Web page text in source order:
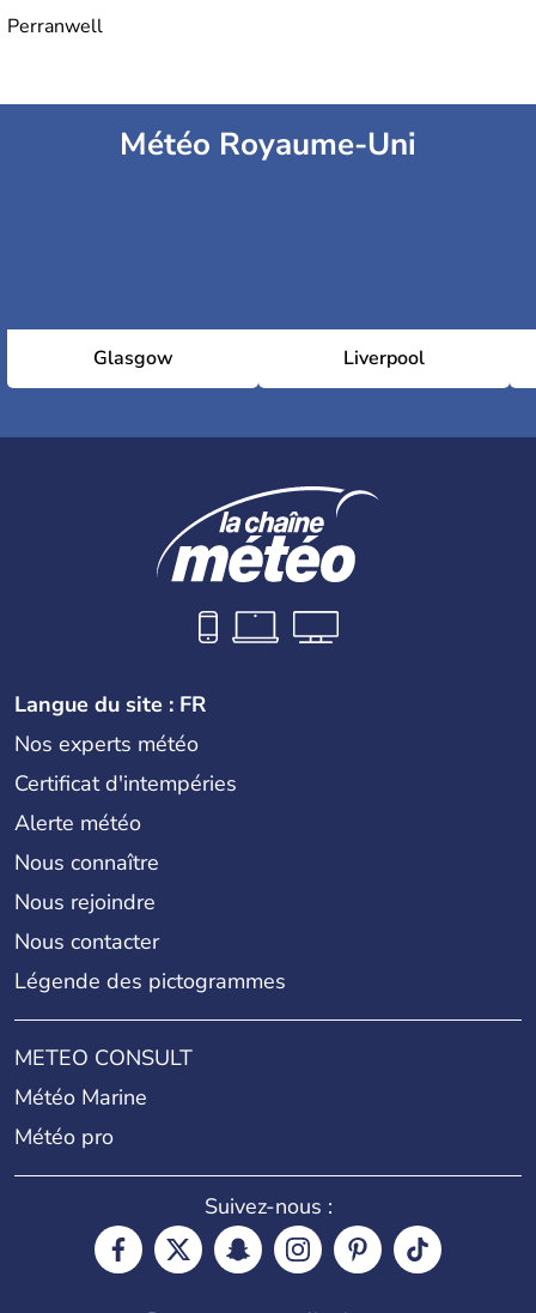
Perranwell
Météo Royaume-Uni
Glasgow Liverpool
Langue du site : FR
Nos experts météo
Certificat d'intempéries
Alerte météo
Nous connaître
Nous rejoindre
Nous contacter
Légende des pictogrammes
METEO CONSULT
Météo Marine
Météo pro
Suivez-nous :